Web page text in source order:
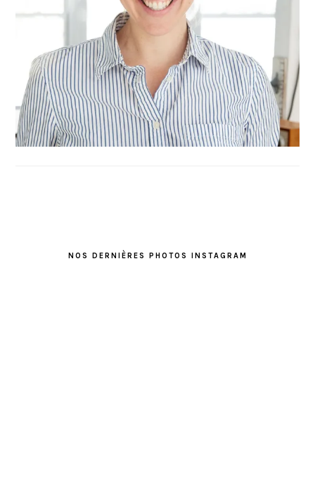
NOS DERNIÈRES PHOTOS INSTAGRAM